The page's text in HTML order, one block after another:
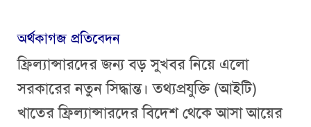
অর্থকাগজ প্রতিবেদন
ফ্রিল্যান্সারদের জন্য বড় সুখবর নিয়ে এলো
সরকারের নতুন সিদ্ধান্ত। তথ্যপ্রযুক্তি (আইটি)
খাতের ফ্রিল্যান্সারদের বিদেশ থেকে আসা আয়ের